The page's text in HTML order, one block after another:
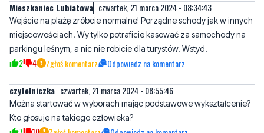
Mieszkaniec Lubiatowa czwartek, 21 marca 2024 - 08:34:43
Wejście na plażę zróbcie normalne! Porządne schody jak w innych
miejscowościach. Wy tylko potraficie kasować za samochody na
parkingu leśnym, a nic nie robicie dla turystów. Wstyd.
2 4 Zgłoś komentarz Odpowiedz na komentarz
czytelniczka czwartek, 21 marca 2024 - 08:55:46
Można startować w wyborach mając podstawowe wykształcenie?
Kto głosuje na takiego człowieka?